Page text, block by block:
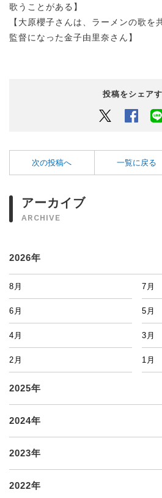
歌うことがある】
【大原櫻子さんは、ラーメンの歌を
監督になった金子由里奈さん】
投稿をシェア
Twitter
次の投稿へ 一覧に戻る
アーカイブ
ARCHIVE
2026年
8月 7月
6月 5月
4月 3月
2月 1月
2025年
2024年
2023年
2022年